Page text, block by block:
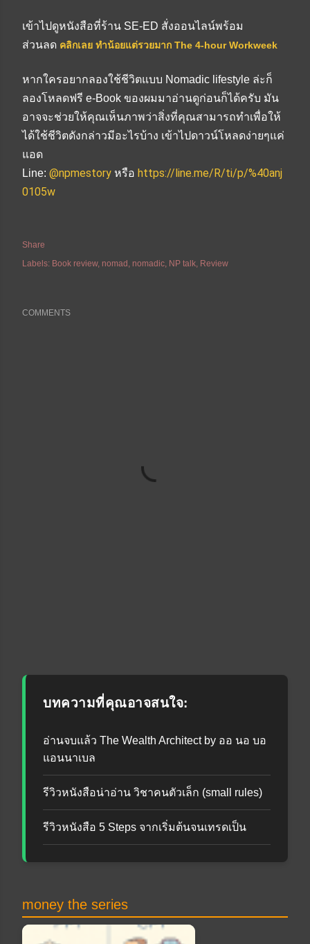
เข้าไปดูหนังสือที่ร้าน SE-ED สั่งออนไลน์พร้อม
ส่วนลด คลิกเลย ทำน้อยแต่รวยมาก The 4-hour Workweek
หากใครอยากลองใช้ชีวิตแบบ Nomadic lifestyle ล่ะก็
ลองโหลดฟรี e-Book ของผมมาอ่านดูก่อนก็ได้ครับ มัน
อาจจะช่วยให้คุณเห็นภาพว่าสิ่งที่คุณสามารถทำเพื่อให้
ได้ใช้ชีวิตดังกล่าวมีอะไรบ้าง เข้าไปดาวน์โหลดง่ายๆแค่
แอด
Line: @npmestory หรือ https://line.me/R/ti/p/%40anj
0105w
Share
Labels: Book review nomad nomadic NP talk Review
COMMENTS
บทความที่คุณอาจสนใจ:
อ่านจบแล้ว The Wealth Architect by ออ นอ บอ
แอนนาเบล
รีวิวหนังสือน่าอ่าน วิชาคนตัวเล็ก (small rules)
รีวิวหนังสือ 5 Steps จากเริ่มต้นจนเทรดเป็น
money the series